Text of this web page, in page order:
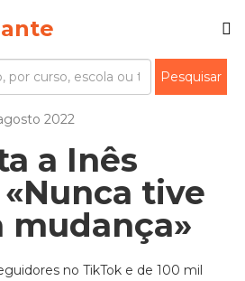
2022
a Inês
tive
mudança»
no TikTok e de 100 mil